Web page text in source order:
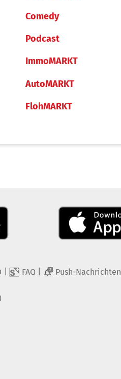
Comedy
Podcast
ImmoMARKT
AutoMARKT
FlohMARKT
FAQ 2 Push-Nachrichten